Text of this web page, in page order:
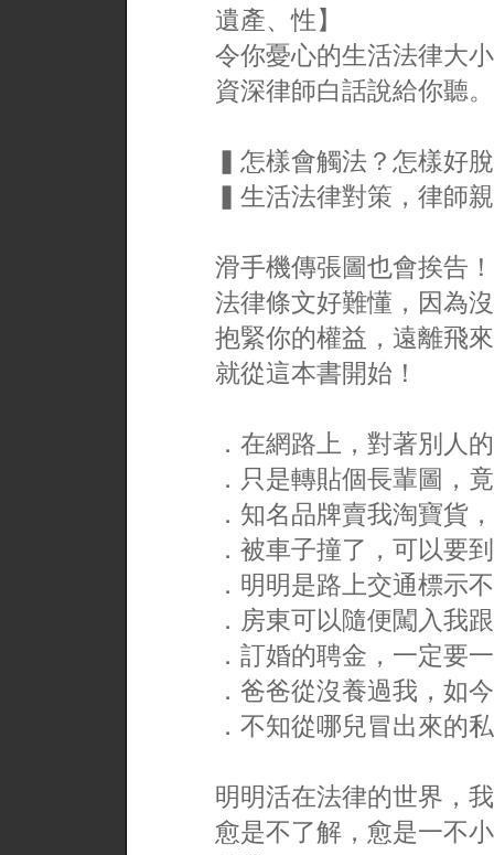
遺產、性】
令你憂心的生活法律大
資深律師白話說給你聽。
▍怎樣會觸法？怎樣好
▍生活法律對策，律師
滑手機傳張圖也會挨告
法律條文好難懂，因為
抱緊你的權益，遠離飛
就從這本書開始！
．在網路上，對著別人
．只是轉貼個長輩圖，
．知名品牌賣我淘寶貨
．被車子撞了，可以要
．明明是路上交通標示
．房東可以隨便闖入我
．訂婚的聘金，一定要
．爸爸從沒養過我，如
．不知從哪兒冒出來的
明明活在法律的世界，
愈是不了解，愈是一不